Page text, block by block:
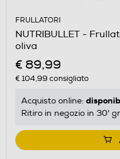
FRULLATORI
NUTRIBULLET -
oliva
€ 89,99
€ 104,99 consigliato
Acquisto online:
Ritiro in negozio in 30'